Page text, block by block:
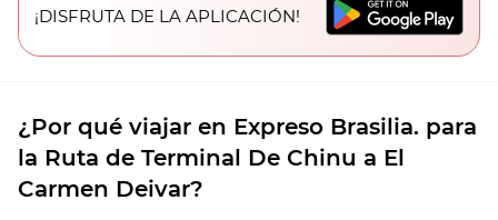
¡DISFRUTA DE LA APLICACIÓN!
¿Por qué viajar en Expreso Brasilia. para
la Ruta de Terminal De Chinu a El
Carmen Deivar?